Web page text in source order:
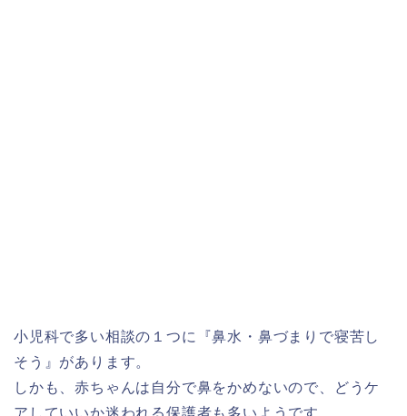
小児科で多い相談の１つに『鼻水・鼻づまりで寝苦し
そう』があります。
しかも、赤ちゃんは自分で鼻をかめないので、どうケ
アしていいか迷われる保護者も多いようです。